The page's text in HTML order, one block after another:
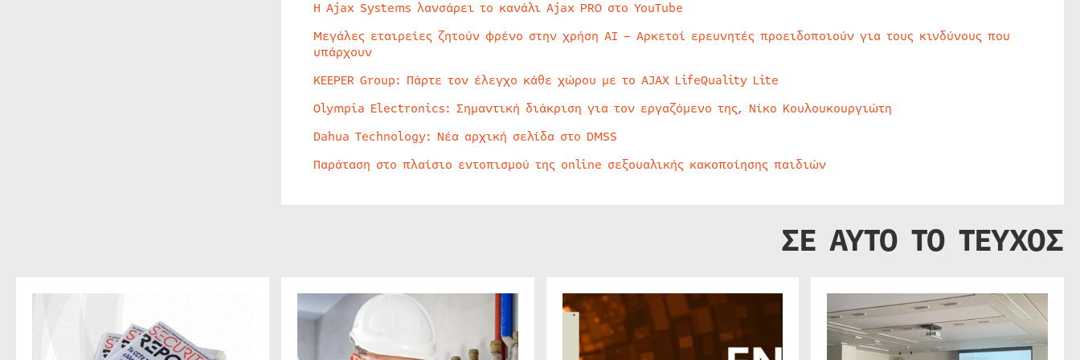
Η Ajax Systems λανσάρει το κανάλι Ajax PRO στο YouTube
Μεγάλες εταιρείες ζητούν φρένο στην χρήση AI – Αρκετοί ερευνητές προειδοποιούν για τους κινδύνους που
υπάρχουν
KEEPER Group: Πάρτε τον έλεγχο κάθε χώρου με το AJAX LifeQuality Lite
Olympia Electronics: Σημαντική διάκριση για τον εργαζόμενο της, Νίκο Κουλουκουργιώτη
Dahua Technology: Νέα αρχική σελίδα στο DMSS
Παράταση στο πλαίσιο εντοπισμού της online σεξουαλικής κακοποίησης παιδιών
ΣΕ ΑΥΤΟ ΤΟ ΤΕΥΧΟΣ